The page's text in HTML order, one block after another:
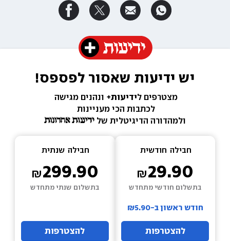
יש ידיעות שאסור לפספס!
מצטרפים לידיעות+ ונהנים מגישה
לכתבות הכי מעניינות
ולמהדורה הדיגיטלית של
חבילה חודשית
29.90
בתשלום חודשי מתחדש
חודש ראשון ב-₪5.90
להצטרפות
חבילה שנתית
299.90
בתשלום שנתי מתחדש
להצטרפות